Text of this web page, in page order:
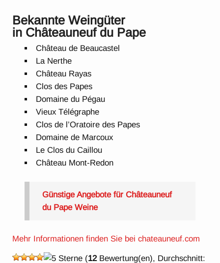
Bekannte Weingüter
in Châteauneuf du Pape
Château de Beaucastel
La Nerthe
Château Rayas
Clos des Papes
Domaine du Pégau
Vieux Télégraphe
Clos de l’Oratoire des Papes
Domaine de Marcoux
Le Clos du Caillou
Château Mont-Redon
Günstige Angebote für Châteauneuf
du Pape Weine
Mehr Informationen finden Sie bei chateauneuf.com
(12Bewertung(en), Durchschnitt: